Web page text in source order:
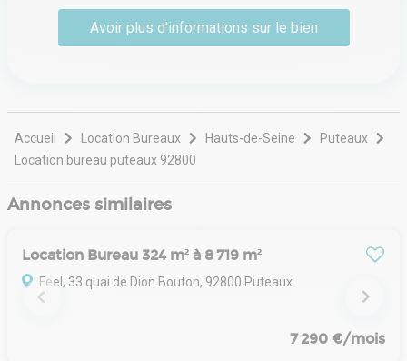
24 pays (via ses bureaux et son réseau d'alliances) en
Europe, au Moyen-Orient et en Asie.
Avoir plus d'informations sur le bien
Accueil Location Bureaux Hauts-de-Seine
Puteaux
Location bureau puteaux 92800
Annonces similaires
Location Bureau 324 m² à 8 719 m²
Feel, 33 quai de Dion Bouton, 92800 Puteaux
7 290 €/mois